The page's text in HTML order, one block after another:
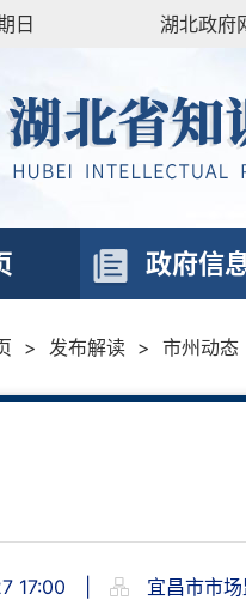
日 湖北政府
政府信
> 发布解读 > 市州动态
17:00 宜昌市市场